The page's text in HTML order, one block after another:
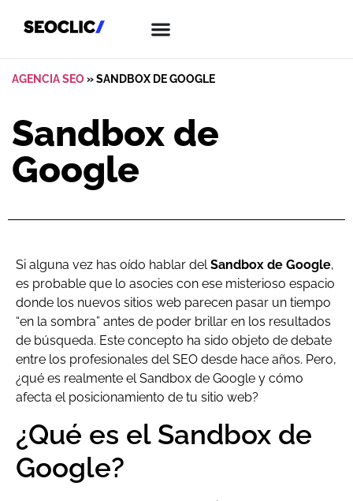
AGENCIA SEO»SANDBOX DE GOOGLE
Sandbox de
Google
Si alguna vez has oído hablar delSandbox de Google,
es probable que lo asocies con ese misterioso espacio
donde los nuevos sitios web parecen pasar un tiempo
“en la sombra” antes de poder brillar en los resultados
de búsqueda. Este concepto ha sido objeto de debate
entre los profesionales del SEO desde hace años. Pero,
¿qué es realmente el Sandbox de Google y cómo
afecta el posicionamiento de tu sitio web?
¿Qué es el Sandbox de
Google?